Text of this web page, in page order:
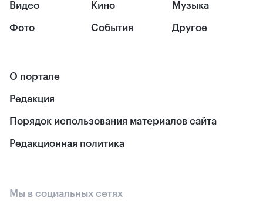
Видео
Фото
Кино
События
Музыка
Другое
О портале
Редакция
Порядок использования материалов сайта
Редакционная политика
Мы в социальных сетях